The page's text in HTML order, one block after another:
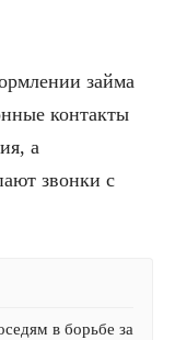
займа
контакты
а
звонки с
в борьбе за